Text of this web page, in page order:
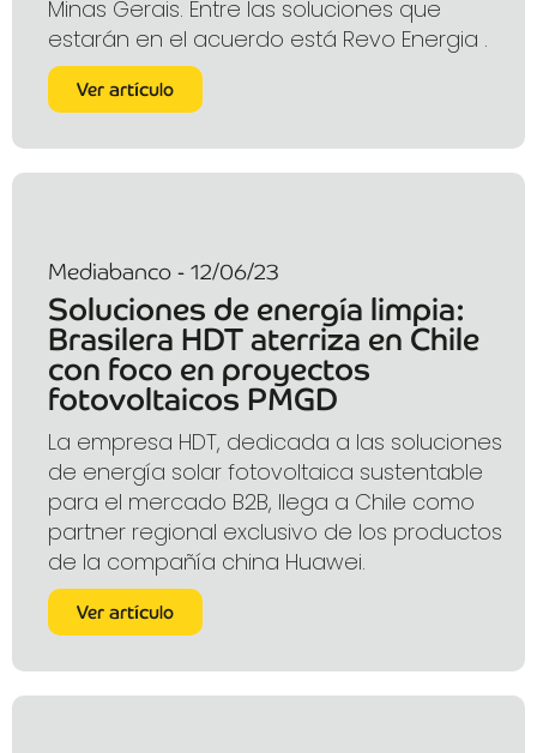
Minas Gerais. Entre las soluciones que
estarán en el acuerdo está Revo Energia .
Ver artículo
Mediabanco - 12/06/23
Soluciones de energía limpia:
Brasilera HDT aterriza en Chile
con foco en proyectos
fotovoltaicos PMGD
La empresa HDT, dedicada a las soluciones
de energía solar fotovoltaica sustentable
para el mercado B2B, llega a Chile como
partner regional exclusivo de los productos
de la compañía china Huawei.
Ver artículo